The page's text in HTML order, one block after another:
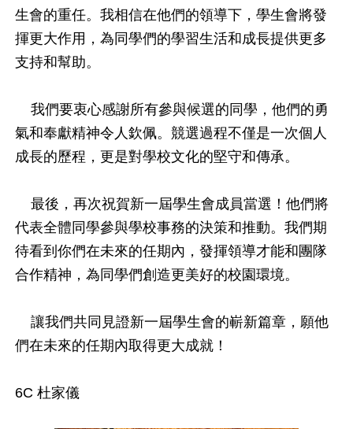
生會的重任。我相信在他們的領導下，學生會將發
揮更大作用，為同學們的學習生活和成長提供更多
支持和幫助。
我們要衷心感謝所有參與候選的同學，他們的勇
氣和奉獻精神令人欽佩。競選過程不僅是一次個人
成長的歷程，更是對學校文化的堅守和傳承。
最後，再次祝賀新一屆學生會成員當選！他們將
代表全體同學參與學校事務的決策和推動。我們期
待看到你們在未來的任期內，發揮領導才能和團隊
合作精神，為同學們創造更美好的校園環境。
讓我們共同見證新一屆學生會的嶄新篇章，願他
們在未來的任期內取得更大成就！
6C 杜家儀